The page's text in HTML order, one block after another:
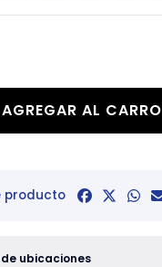
AGREGAR AL CARRO
producto
ubicaciones